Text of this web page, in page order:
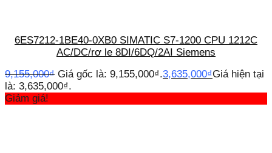
6ES7212-1BE40-0XB0 SIMATIC S7-1200 CPU 1212C
AC/DC/rơ le 8DI/6DQ/2AI Siemens
9,155,000₫ Giá gốc là: 9,155,000₫.3,635,000₫Giá hiện tại
là: 3,635,000₫.
Giảm giá!